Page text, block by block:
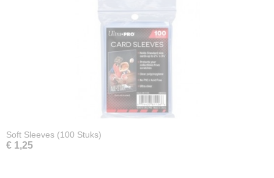
Soft Sleeves (100 Stuks)
€ 1,25